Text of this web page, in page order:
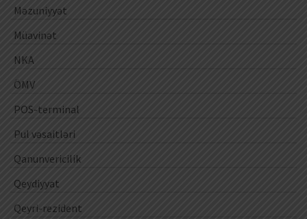
Məzuniyyət
Müavinət
NKA
ÖMV
POS-terminal
Pul vəsaitləri
Qanunvericilik
Qeydiyyat
Qeyri-rezident